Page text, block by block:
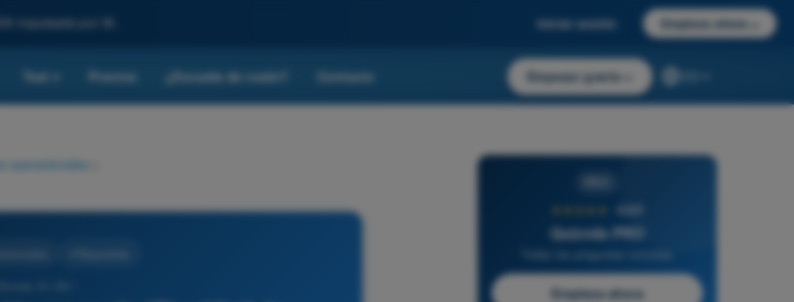
impulsada por IA. Iniciar sesión Empieza ahora
Test Precios ¿Escuela de vuelo? Contacto Empezar gratis
operacionales
4,6/5
Quizvds PRO
Empieza ahora